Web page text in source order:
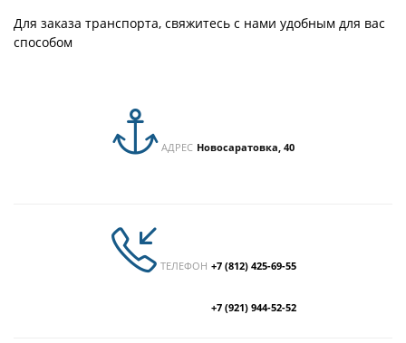
Для заказа транспорта, свяжитесь с нами удобным для вас
способом
АДРЕС Новосаратовка, 40
ТЕЛЕФОН +7 (812) 425-69-55
+7 (921) 944-52-52